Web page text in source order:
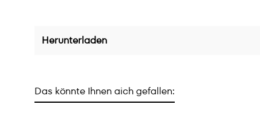
Herunterladen
Das könnte Ihnen aich gefallen: